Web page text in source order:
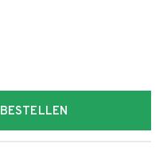
BESTELLEN